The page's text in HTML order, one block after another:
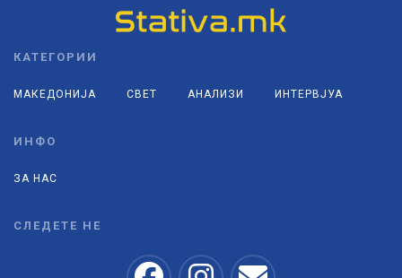
КАТЕГОРИИ
МАКЕДОНИЈА СВЕТ АНАЛИЗИ ИНТЕРВЈУА
ИНФО
ЗА НАС
СЛЕДЕТЕ НЕ